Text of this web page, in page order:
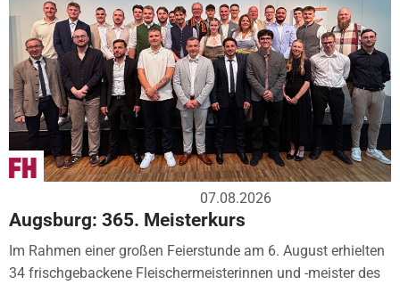
07.08.2026
Augsburg: 365. Meisterkurs
Im Rahmen einer großen Feierstunde am 6. August erhielten
34 frischgebackene Fleischermeisterinnen und -meister des